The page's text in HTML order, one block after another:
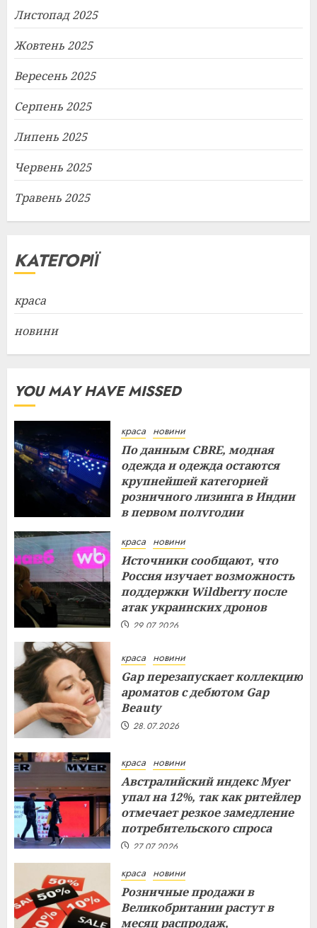
Листопад 2025
Жовтень 2025
Вересень 2025
Серпень 2025
Липень 2025
Червень 2025
Травень 2025
КАТЕГОРІЇ
краса
новини
YOU MAY HAVE MISSED
краса новини
По данным CBRE, модная
одежда и одежда остаются
крупнейшей категорией
розничного лизинга в Индии
в первом полугодии
краса новини
Источники сообщают, что
Россия изучает возможность
поддержки Wildberry после
атак украинских дронов
29.07.2026
краса новини
Gap перезапускает коллекцию
ароматов с дебютом Gap
Beauty
28.07.2026
краса новини
Австралийский индекс Myer
упал на 12%, так как ритейлер
отмечает резкое замедление
потребительского спроса
27.07.2026
краса новини
Розничные продажи в
Великобритании растут в
месяц распродаж,